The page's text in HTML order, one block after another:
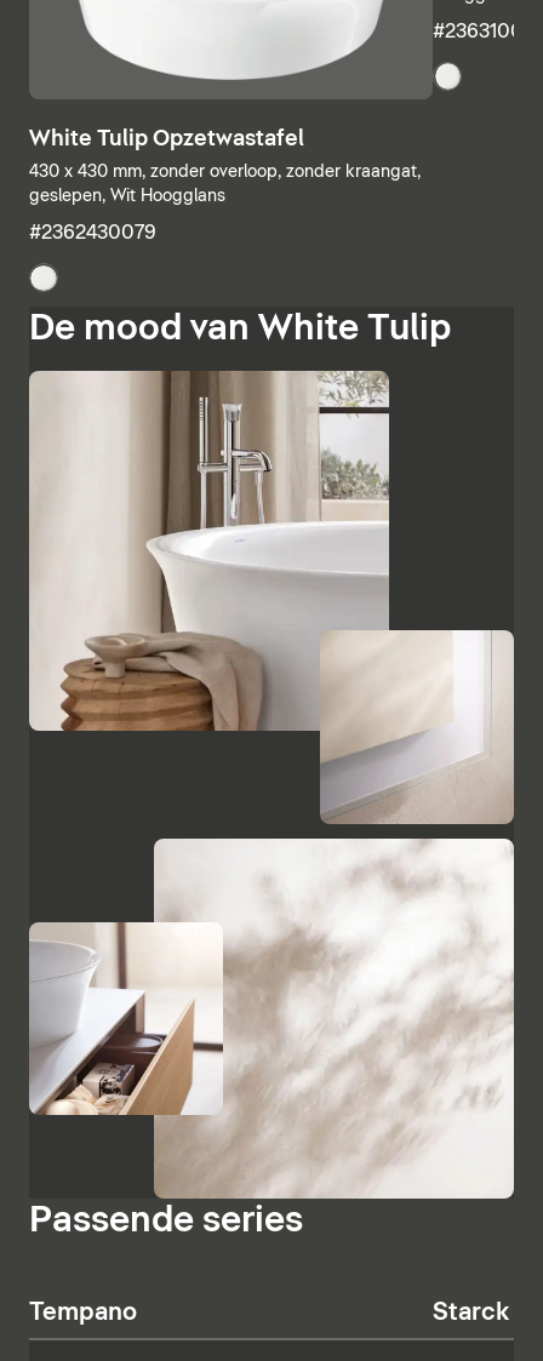
White Tulip Opzetwastafel
430 x 430 mm, zonder overloop, zonder kraangat,
geslepen, Wit Hoogglans
#2362430079
De mood van White Tulip
Passende series
Tempano Starck T